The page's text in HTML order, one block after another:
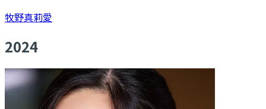
牧野真莉愛
2024